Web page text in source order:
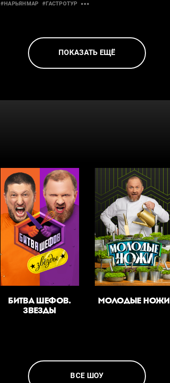
#НАРЬЯНМАР #ГАСТРОТУР
ПОКАЗАТЬ ЕЩЁ
БИТВА ШЕФОВ.
ЗВЕЗДЫ
МОЛОДЫЕ НОЖИ
ВСЕ ШОУ